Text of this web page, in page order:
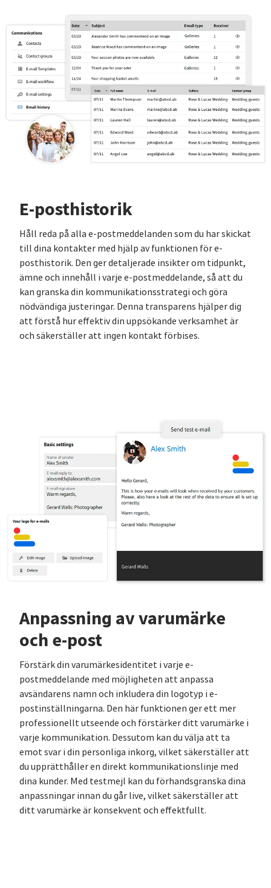
E-posthistorik
Håll reda på alla e-postmeddelanden som du har skickat
till dina kontakter med hjälp av funktionen för e-
posthistorik. Den ger detaljerade insikter om tidpunkt,
ämne och innehåll i varje e-postmeddelande, så att du
kan granska din kommunikationsstrategi och göra
nödvändiga justeringar. Denna transparens hjälper dig
att förstå hur effektiv din uppsökande verksamhet är
och säkerställer att ingen kontakt förbises.
Anpassning av varumärke
och e-post
Förstärk din varumärkesidentitet i varje e-
postmeddelande med möjligheten att anpassa
avsändarens namn och inkludera din logotyp i e-
postinställningarna. Den här funktionen ger ett mer
professionellt utseende och förstärker ditt varumärke i
varje kommunikation. Dessutom kan du välja att ta
emot svar i din personliga inkorg, vilket säkerställer att
du upprätthåller en direkt kommunikationslinje med
dina kunder. Med testmejl kan du förhandsgranska dina
anpassningar innan du går live, vilket säkerställer att
ditt varumärke är konsekvent och effektfullt.